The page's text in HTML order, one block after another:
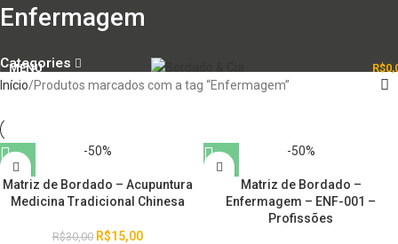
MENU R$
Enfermagem
Categories
Início Produtos marcados com a tag “Enfermagem”
-50%
Matriz de Bordado – Acupuntura
Medicina Tradicional Chinesa
R$30,00 R$15,00
-50%
Matriz de Bordado –
Enfermagem – ENF-001 –
Profissões